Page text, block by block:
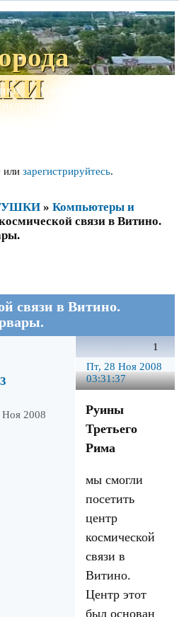
Сайт
или зарегистрируйтесь.
» Компьютеры и
связи в Витино.
связи в Витино.
1
Пт, 28 Ноя 2008
03:31:37
2008
Руины
Третьего
Рима
мы смогли
посетить
центр
космической
связи в
Витино.
Центр этот
был основан